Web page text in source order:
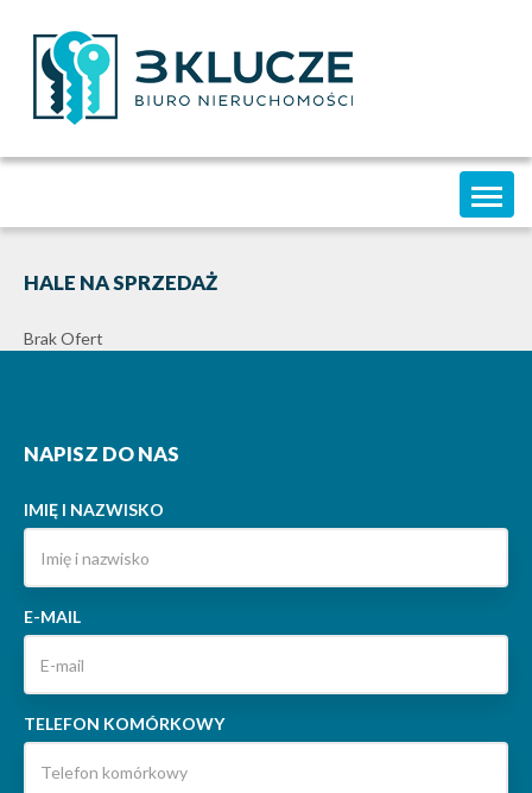
HALE NA SPRZEDAŻ
Brak Ofert
NAPISZ DO NAS
IMIĘ I NAZWISKO
E-MAIL
TELEFON KOMÓRKOWY